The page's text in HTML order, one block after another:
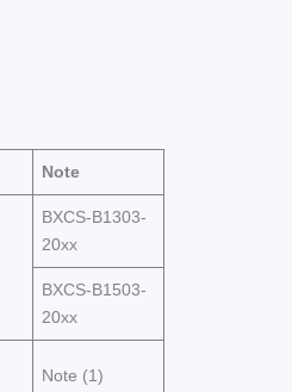
Note
BXCS-B1303-
20xx
BXCS-B1503-
20xx
Note (1)